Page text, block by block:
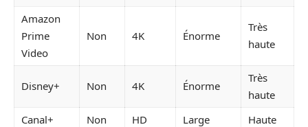
Amazon
Prime
Video
Non 4K Énorme
Très
haute
Disney+ Non 4K Énorme
Très
haute
Canal+
Non HD Large Haute